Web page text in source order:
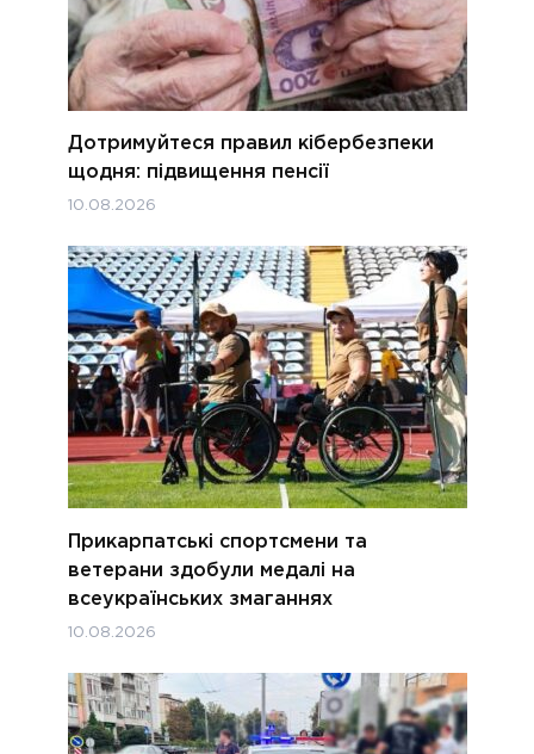
Дотримуйтеся правил кібербезпеки
щодня: підвищення пенсії
10.08.2026
Прикарпатські спортсмени та
ветерани здобули медалі на
всеукраїнських змаганнях
10.08.2026